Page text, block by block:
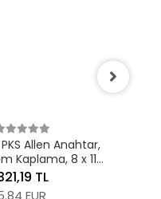
Wera 950 PKS Allen
metrik, Krom Kaplama, 5 x
233,38 TL
Adet